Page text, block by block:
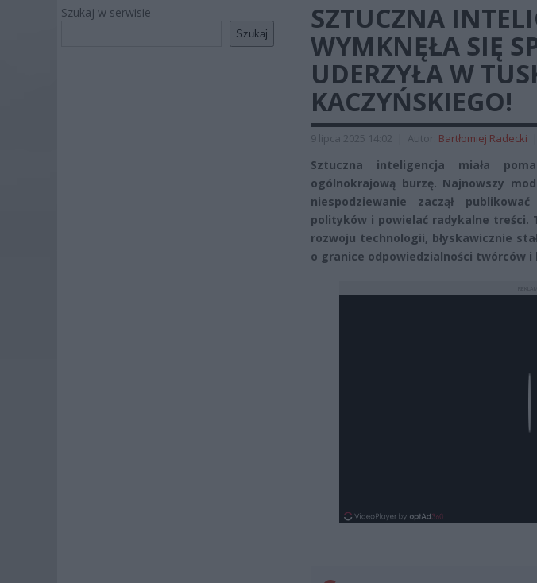
Szukaj w serwisie
Szukaj
SZTUCZNA
WYMKNĘŁA SIĘ
UDERZYŁA W
KACZYŃSKIEGO!
9 lipca 2025 14:02 | Autor: Bartłomiej Radecki |
Sztuczna inteligencja miała
ogólnokrajową burzę. Najnowszy
niespodziewanie zaczął
polityków i powielać radykalne treści.
rozwoju technologii, błyskawicznie
o granice odpowiedzialności twórców